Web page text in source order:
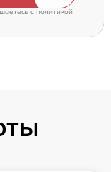
cполитикой